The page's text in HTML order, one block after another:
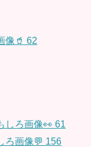
像🥤 62
しろ画像👀 61
ろ画像💬 156